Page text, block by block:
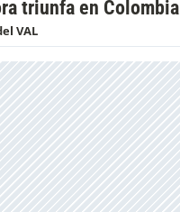
triunfa en Colombia
VAL